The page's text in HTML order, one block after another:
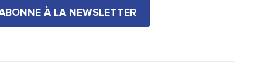
À LA NEWSLETTER